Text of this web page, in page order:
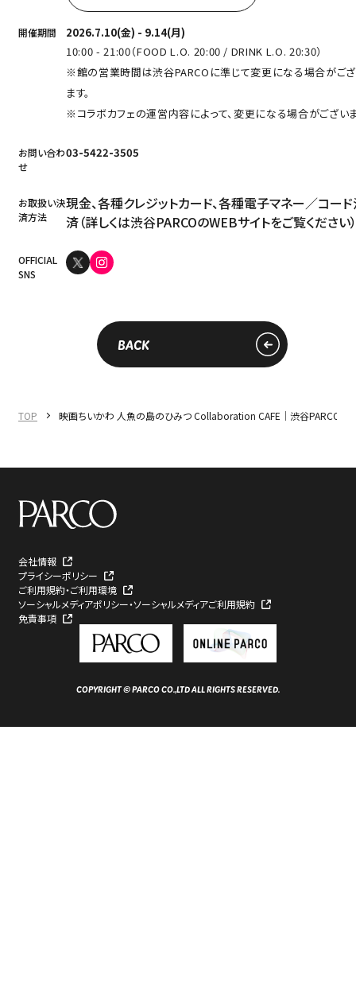
開催期間
2026.7.10(金) - 9.14(月)
10:00 - 21:00（FOOD L.O. 20:00 / DRINK L.O. 20:30）
※館の営業時間は渋谷PARCOに準じて変更になる場合がご
ます。
※コラボカフェの運営内容によって、変更になる場合がござい
お問い合わ
せ
03-5422-3505
お取扱い決
済方法
現金、各種クレジットカード、各種電子マネー／コー
済（詳しくは渋谷PARCOのWEBサイトをご覧ください）
OFFICIAL
SNS
BACK
TOP 映画ちいかわ 人魚の島のひみつ Collaboration CAFE｜渋谷PARCO｜
会社情報
プライシーポリシー
ご利用規約・ご利用環境
ソーシャルメディアポリシー・ソーシャルメディアご利用規約
免責事項
COPYRIGHT © PARCO CO.,LTD ALL RIGHTS RESERVED.